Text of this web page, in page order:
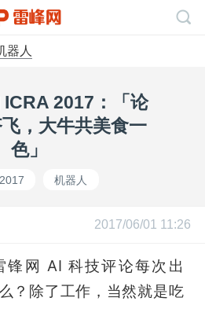
器人
ICRA 2017：「论
，大牛共美食一
色」
机器人
2017/06/01 11:26
锋网 AI 科技评论每次出
？除了工作，当然就是吃